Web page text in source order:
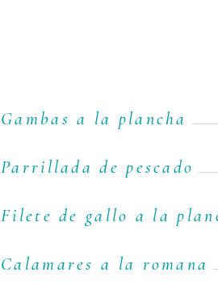
Gambas a la plancha
Parrillada de pescado
Filete de gallo a la
Calamares a la romana